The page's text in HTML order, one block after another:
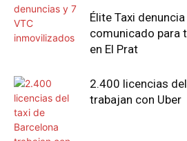
Élite Taxi
comunicado para
en El Prat
2.400 licencias
trabajan con Uber